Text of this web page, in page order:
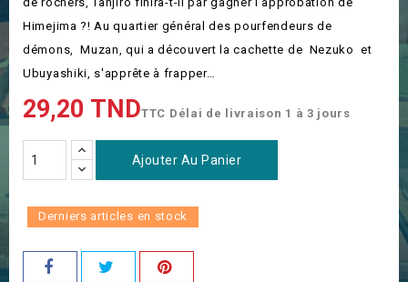
Himejima ?! Au quartier général des pourfendeurs de
démons, Muzan, qui a découvert la cachette de Nezuko et
Ubuyashiki, s'apprête à frapper…
29,20 TNDTTC Délai de livraison 1 à 3 jours
Ajouter Au Panier
Derniers articles en stock